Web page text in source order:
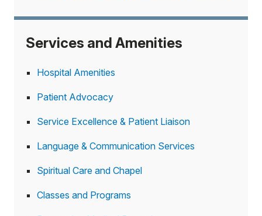
Services and Amenities
Hospital Amenities
Patient Advocacy
Service Excellence & Patient Liaison
Language & Communication Services
Spiritual Care and Chapel
Classes and Programs